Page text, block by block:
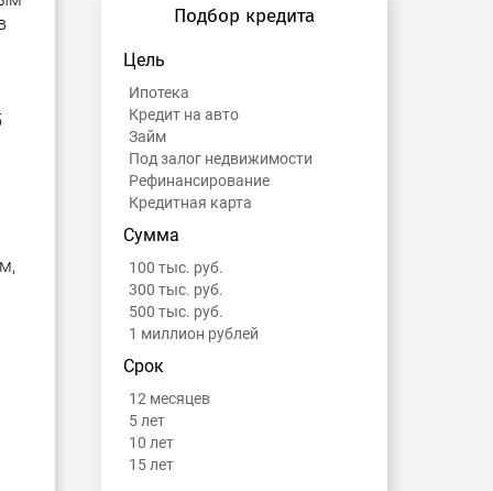
Подбор кредита
Цель
Ипотека
Кредит на авто
Займ
Под залог недвижимости
Рефинансирование
Кредитная карта
Сумма
100 тыс. руб.
300 тыс. руб.
500 тыс. руб.
1 миллион рублей
Срок
12 месяцев
5 лет
10 лет
15 лет